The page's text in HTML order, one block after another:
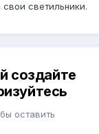
светильники.
создайте
оставить